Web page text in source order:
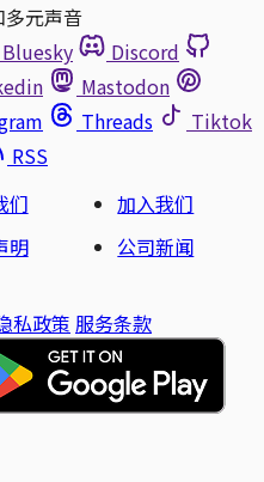
元声音
Bluesky
Discord
Mastodon
Threads
Tiktok
RSS
们
加入我们
明
公司新闻
私政策 服务条款